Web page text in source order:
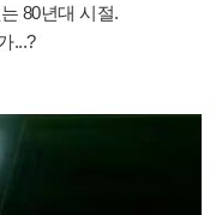
80년대 시절.
...?